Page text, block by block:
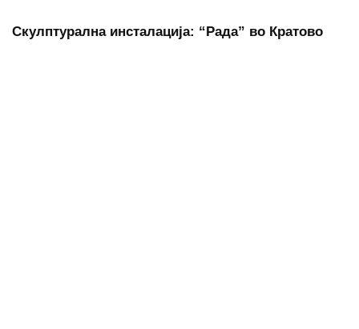
Скулптурална инсталација: “Рада” во Кратово